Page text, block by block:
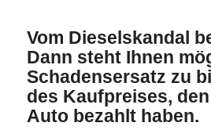
Vom Dieselskandal
Dann steht Ihnen
Schadensersatz zu
des Kaufpreises,
Auto bezahlt haben.